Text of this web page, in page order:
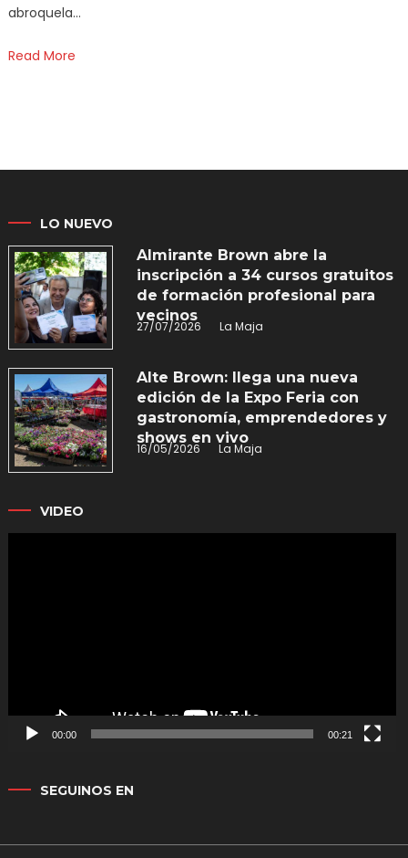
abroquela…
Read More
LO NUEVO
Almirante Brown abre la
inscripción a 34 cursos gratuitos
de formación profesional para
vecinos
27/07/2026 La Maja
Alte Brown: llega una nueva
edición de la Expo Feria con
gastronomía, emprendedores y
shows en vivo
16/05/2026 La Maja
VIDEO
00:00 00:21
SEGUINOS EN